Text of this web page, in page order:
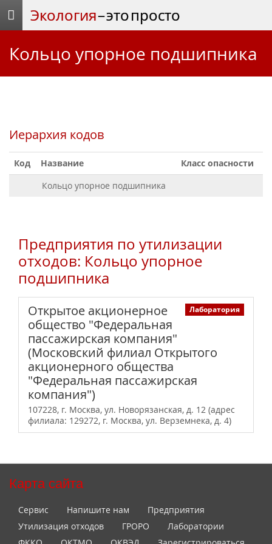
Экология– это просто
Кольцо упорное подшипника
Иерархия кодов
Код Название
Класс опасности
Кольцо упорное подшипника
Предприятия по утилизации
отходов: Кольцо упорное
подшипника
Лаборатория
Открытое акционерное
общество "Федеральная
пассажирская компания"
(Московский филиал Открытого
акционерного общества
"Федеральная пассажирская
компания")
107228, г. Москва, ул. Новорязанская, д. 12 (адрес
филиала: 129272, г. Москва, ул. Верземнека, д. 4)
Карта сайта
Сервис Напишите нам
Предприятия
Утилизация отходов
ГРОРО
Лаборатории